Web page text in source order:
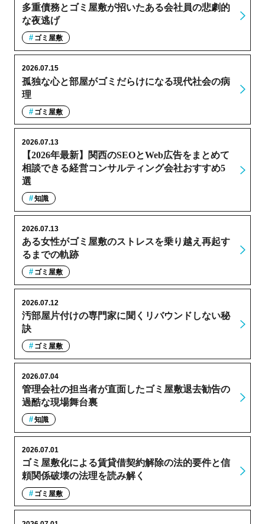
多重債務とゴミ屋敷が招いたある会社員の悲劇的
な夜逃げ
ゴミ屋敷
孤独な心と部屋がゴミだらけになる現代社会の病
理
2026.07.15
ゴミ屋敷
【2026年最新】関西のSEOとWeb広告をまとめて
相談できる経営コンサルティング会社おすすめ5
選
2026.07.13
知識
ある女性がゴミ屋敷のストレスを乗り越え再起す
るまでの軌跡
2026.07.13
ゴミ屋敷
汚部屋片付けの専門家に聞くリバウンドしない秘
訣
2026.07.12
ゴミ屋敷
管理会社の担当者が直面したゴミ屋敷退去勧告の
過酷な現場舞台裏
2026.07.04
知識
ゴミ屋敷化による賃貸借契約解除の法的要件と信
頼関係破壊の法理を読み解く
2026.07.01
ゴミ屋敷